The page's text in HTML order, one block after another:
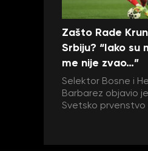
Zašto Rade
Srbiju? “Iako su
me nije zvao…”
Selektor Bosne i
Barbarez objavio
Svetsko prvenstvo